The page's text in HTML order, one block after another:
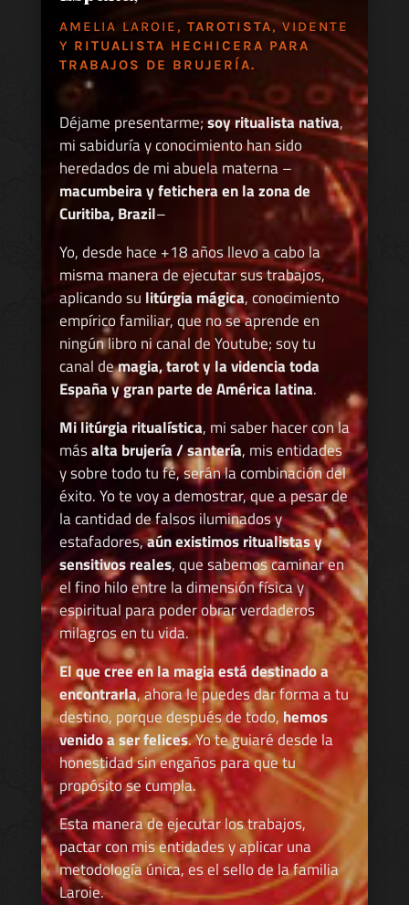
AMELIA LAROIE, TAROTISTA, VIDENTE
Y RITUALISTA HECHICERA PARA
TRABAJOS DE BRUJERÍA.
Déjame presentarme;soy ritualista nativa,
mi sabiduría y conocimiento han sido
heredados de mi abuela materna –
macumbeira y fetichera en la zona de
Curitiba, Brazil–
Yo, desde hace +18 años llevo a cabo la
misma manera de ejecutar sus trabajos,
aplicando su litúrgia mágica, conocimiento
empírico familiar, que no se aprende en
ningún libro ni canal de Youtube; soy tu
canal demagia, tarot y la videncia toda
España y gran parte de América latina.
Mi litúrgia ritualística, mi saber hacer con la
másalta brujería / santería, mis entidades
y sobre todo tu fé, serán la combinación del
éxito. Yo te voy a demostrar, que a pesar de
la cantidad de falsos iluminados y
estafadores,aún existimos ritualistas y
sensitivos reales, que sabemos caminar en
el fino hilo entre la dimensión física y
espiritual para poder obrar verdaderos
milagros en tu vida.
El que cree en la magia está destinado a
encontrarla, ahora le puedes dar forma a tu
destino, porque después de todo, hemos
venido a ser felices. Yo te guiaré desde la
honestidad sin engaños para que tu
propósito se cumpla.
Esta manera de ejecutar los trabajos,
pactar con mis entidades y aplicar una
metodología única, es el sello de la familia
Laroie.